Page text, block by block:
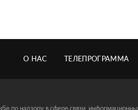
О НАС ТЕЛЕПРОГРАММА
надзору в сфере связи,